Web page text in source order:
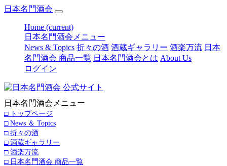
日本名門酒会
Home (current)
日本名門酒会メニュー
News & Topics 折々の酒 酒蔵ギャラリー 酒楽万流 日本
名門酒会 商品一覧 日本名門酒会とは About Us
ログイン
日本名門酒会メニュー
□ トップページ
□ News ＆ Topics
□ 折々の酒
□ 酒蔵ギャラリー
□ 酒楽万流
□ 日本名門酒会 商品一覧